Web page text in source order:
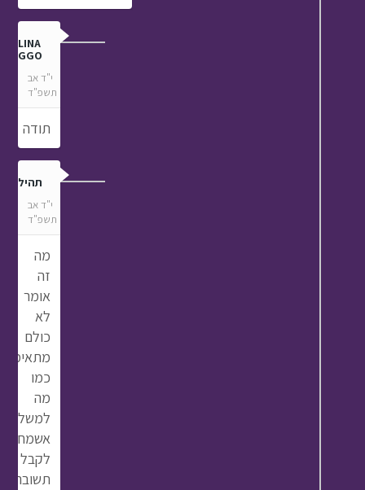
י"ד אב
תשפ"ד
תודה
תהילה
י"ד אב
תשפ"ד
מה
זה
אומר
לא
כולם
מתאימות
כמו
מה
למשל
אשמח
לקבל
תשובה